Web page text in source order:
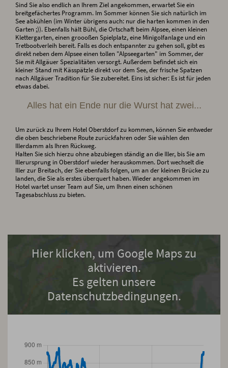
Sind Sie also endlich an Ihrem Ziel angekommen, erwartet Sie ein
breitgefächertes Programm. Im Sommer können Sie sich natürlich im
See abkühlen (im Winter übrigens auch: nur die harten kommen in den
Garten ;)). Ebenfalls hält Bühl, die Ortschaft beim Alpsee, einen kleinen
Klettergarten, einen groooßen Spielplatz, eine Minigolfanlage und ein
Tretbootverleih bereit. Falls es doch entspannter zu gehen soll, gibt es
direkt neben dem Alpsee einen tollen "Alpseegarten" im Sommer, der
Sie mit Allgäuer Spezialitäten versorgt. Außerdem befindet sich ein
kleiner Stand mit Kässpätzle direkt vor dem See, der frische Spatzen
nach Allgäuer Tradition für Sie zubereitet. Eins ist sicher: Es ist für jeden
etwas dabei.
Alles hat ein Ende nur die Wurst hat zwei...
Um zurück zu Ihrem Hotel Oberstdorf zu kommen, können Sie entweder
die oben beschriebene Route zurückfahren oder Sie wählen den
Illerdamm als Ihren Rückweg.
Halten Sie sich hierzu ohne abzubiegen ständig an die Iller, bis Sie am
Illerursprung in Oberstdorf wieder herauskommen. Dort wechselt die
Iller zur Breitach, der Sie ebenfalls folgen, um an der kleinen Brücke zu
landen, die Sie als erstes überquert haben. Wieder angekommen im
Hotel wartet unser Team auf Sie, um Ihnen einen schönen
Tagesabschluss zu bieten.
Hier klicken, um Google Maps zu
aktivieren.
Es gelten unsere
Datenschutzbedingungen.